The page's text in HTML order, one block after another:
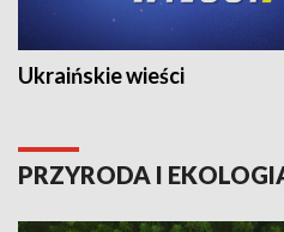
Ukraińskie wieści
PRZYRODA I